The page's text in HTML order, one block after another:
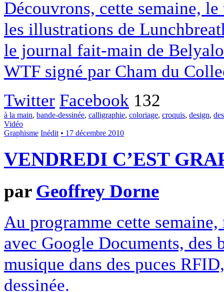
Découvrons, cette semaine,
les illustrations de
le journal fait-main de
WTF signé par Cham du
Twitter Facebook 132
à la main, bande-dessinée, calligraphie, coloriage, croquis, design,
Vidéo
Graphisme Inédit • 17 décembre 2010
VENDREDI C’EST
par Geoffrey Dorne
Au programme cette
avec Google Documents, des
musique dans des puces
dessinée.